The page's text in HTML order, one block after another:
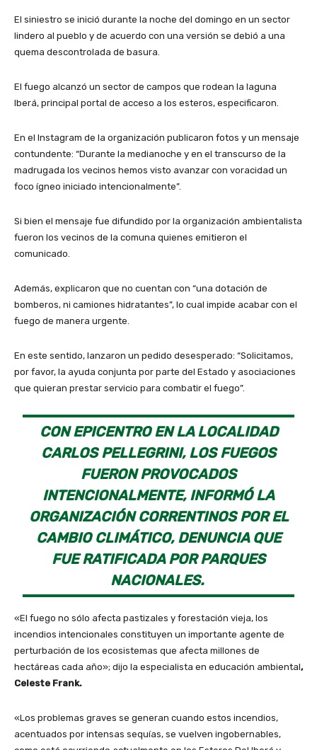
El siniestro se inició durante la noche del domingo en un sector
lindero al pueblo y de acuerdo con una versión se debió a una
quema descontrolada de basura.
El fuego alcanzó un sector de campos que rodean la laguna
Iberá, principal portal de acceso a los esteros, especificaron.
En el Instagram de la organización publicaron fotos y un mensaje
contundente: “Durante la medianoche y en el transcurso de la
madrugada los vecinos hemos visto avanzar con voracidad un
foco ígneo iniciado intencionalmente”.
Si bien el mensaje fue difundido por la organización ambientalista
fueron los vecinos de la comuna quienes emitieron el
comunicado.
Además, explicaron que no cuentan con “una dotación de
bomberos, ni camiones hidratantes”, lo cual impide acabar con el
fuego de manera urgente.
En este sentido, lanzaron un pedido desesperado: “Solicitamos,
por favor, la ayuda conjunta por parte del Estado y asociaciones
que quieran prestar servicio para combatir el fuego”.
CON EPICENTRO EN LA LOCALIDAD
CARLOS PELLEGRINI, LOS FUEGOS
FUERON PROVOCADOS
INTENCIONALMENTE, INFORMÓ LA
ORGANIZACIÓN CORRENTINOS POR EL
CAMBIO CLIMÁTICO, DENUNCIA QUE
FUE RATIFICADA POR PARQUES
NACIONALES.
«El fuego no sólo afecta pastizales y forestación vieja, los
incendios intencionales constituyen un importante agente de
perturbación de los ecosistemas que afecta millones de
hectáreas cada año»; dijo la especialista en educación ambiental,
Celeste Frank.
«Los problemas graves se generan cuando estos incendios,
acentuados por intensas sequías, se vuelven ingobernables,